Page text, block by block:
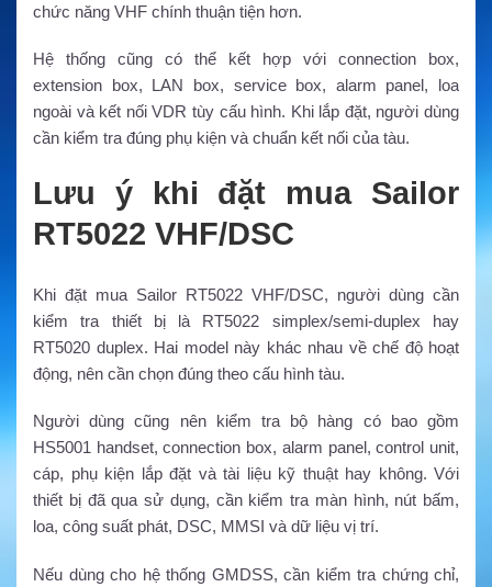
chức năng VHF chính thuận tiện hơn.
Hệ thống cũng có thể kết hợp với connection box,
extension box, LAN box, service box, alarm panel, loa
ngoài và kết nối VDR tùy cấu hình. Khi lắp đặt, người dùng
cần kiểm tra đúng phụ kiện và chuẩn kết nối của tàu.
Lưu ý khi đặt mua Sailor
RT5022 VHF/DSC
Khi đặt mua Sailor RT5022 VHF/DSC, người dùng cần
kiểm tra thiết bị là RT5022 simplex/semi-duplex hay
RT5020 duplex. Hai model này khác nhau về chế độ hoạt
động, nên cần chọn đúng theo cấu hình tàu.
Người dùng cũng nên kiểm tra bộ hàng có bao gồm
HS5001 handset, connection box, alarm panel, control unit,
cáp, phụ kiện lắp đặt và tài liệu kỹ thuật hay không. Với
thiết bị đã qua sử dụng, cần kiểm tra màn hình, nút bấm,
loa, công suất phát, DSC, MMSI và dữ liệu vị trí.
Nếu dùng cho hệ thống GMDSS, cần kiểm tra chứng chỉ,